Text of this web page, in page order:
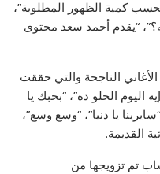
كمية الظهور المطلوبة”،
“يقدم أحمد سعد محتوى
الناجحة والتي حققت
الحلو ده”، “بحبك يا
يا دنيا”، “وسع وسع”،
القديمة.
تم تزويجها من